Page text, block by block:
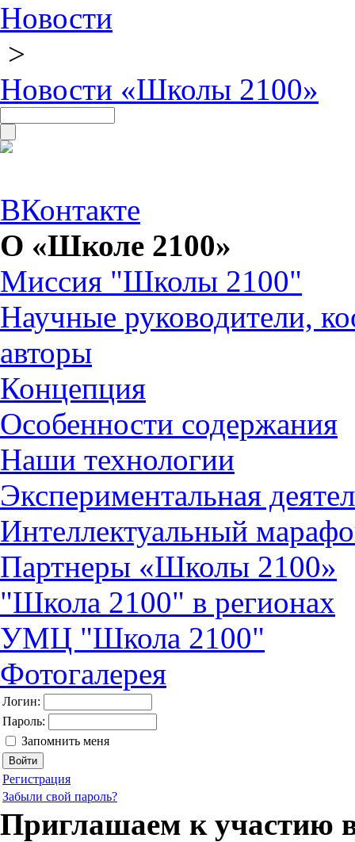
Новости
>
Новости «Школы 2100»
ВКонтакте
О «Школе 2100»
Миссия "Школы 2100"
Научные руководители,
авторы
Концепция
Особенности содержания
Наши технологии
Экспериментальная
Интеллектуальный
Партнеры «Школы 2100»
"Школа 2100" в регионах
УМЦ "Школа 2100"
Фотогалерея
Логин:
Пароль:
Запомнить меня
Регистрация
Забыли свой пароль?
Приглашаем к участию в